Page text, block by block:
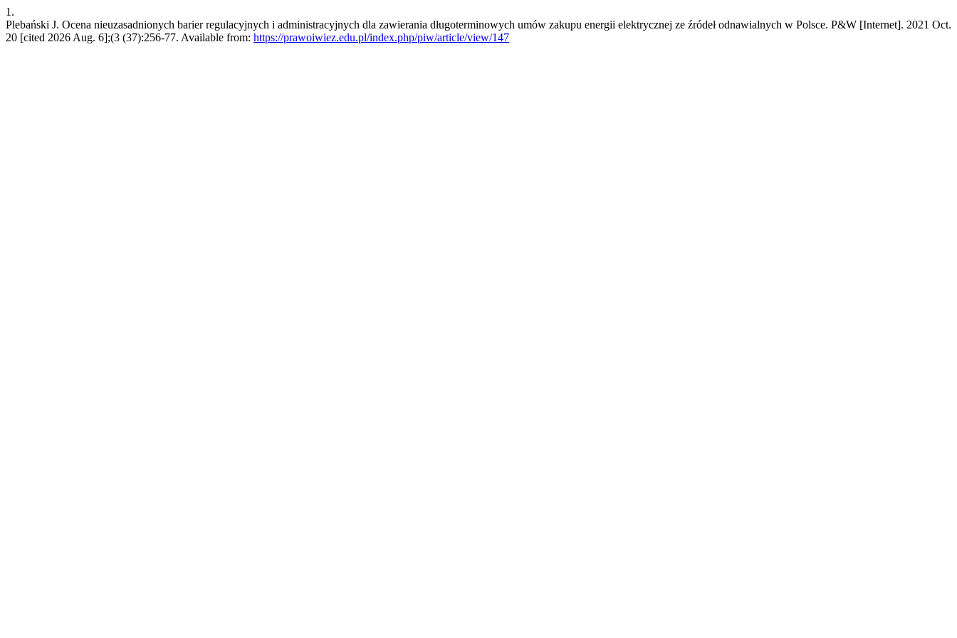
1.
Plebański J. Ocena nieuzasadnionych barier regulacyjnych i administracyjnych dla zawierania długoterminowych umów zakupu energii elektrycznej ze źródeł odnawialnych w Polsce. P&W [Internet]. 2021 Oct.
20 [cited 2026 Aug. 6];(3 (37):256-77. Available from: https://prawoiwiez.edu.pl/index.php/piw/article/view/147